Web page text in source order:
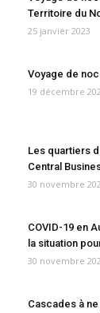
Territoire du
25 janvier 2023
Voyage de
19 décembre
Les quartiers
Central
30 novembre
COVID-19 en
la situation
30 novembre
Cascades à